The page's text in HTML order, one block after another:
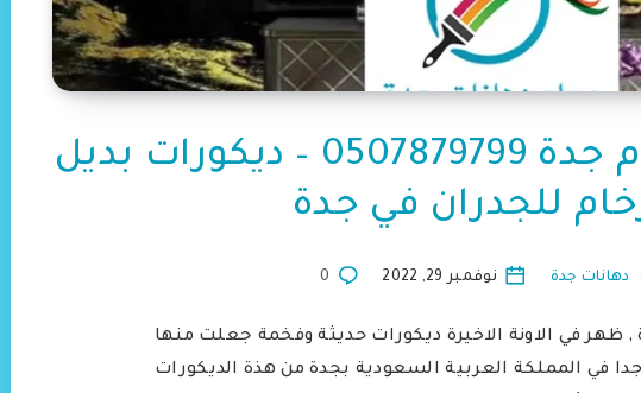
معلم بديل الرخام جدة 0507879799 – ديكورات بديل
للجدران في جدة
دهانات جدة نوفمبر 29, 2022 0
, ظهر في الاونة الاخيرة ديكورات حديثة وفخمة جعلت منها
في المملكة العربية السعودية بجدة من هذة الديكورات